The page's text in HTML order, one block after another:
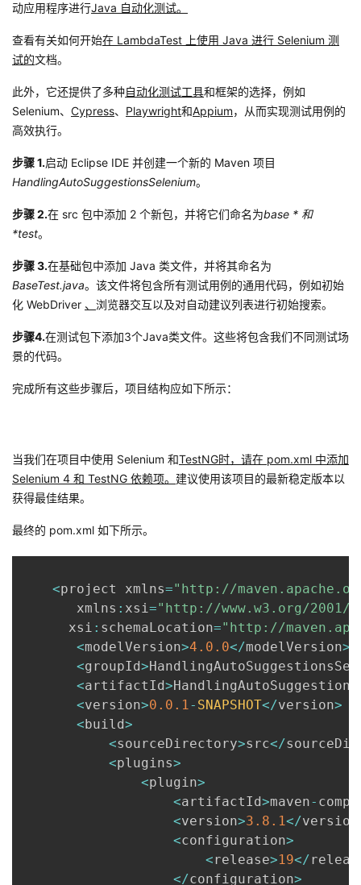
动应用程序进行Java 自动化测试。
查看有关如何开始在 LambdaTest 上使用 Java 进行 Selenium 测
试的文档。
此外，它还提供了多种自动化测试工具和框架的选择，例如
Selenium、 Cypress、 Playwright和Appium，从而实现测试用例的
高效执行。
步骤 1.启动 Eclipse IDE 并创建一个新的 Maven 项目
HandlingAutoSuggestionsSelenium。
步骤 2.在 src 包中添加 2 个新包，并将它们命名为base * 和
*test。
步骤 3.在基础包中添加 Java 类文件，并将其命名为
BaseTest.java。该文件将包含所有测试用例的通用代码，例如初始
化 WebDriver 、 浏览器交互以及对自动建议列表进行初始搜索。
步骤4.在测试包下添加3个Java类文件。这些将包含我们不同测试场
景的代码。
完成所有这些步骤后，项目结构应如下所示：
当我们在项目中使用 Selenium 和TestNG时，请在 pom.xml 中添加
Selenium 4 和 TestNG 依赖项。 建议使用该项目的最新稳定版本以
获得最佳结果。
最终的 pom.xml 如下所示。
<project xmlns="http://
       xmlns
: xsi="http://www.w3.org/2001/
      xsi
: schemaLocation="http://
<modelVersion>4.0 .0</modelVersion>
<groupId>
<artifactId>
<version>0.0 .1- SNAPSHOT</version>
<build>
<sourceDirectory>src</
<plugins>
<plugin>
<artifactId>maven-
<version>3.8 .1</version
<configuration>
<release>19</
</configuration>